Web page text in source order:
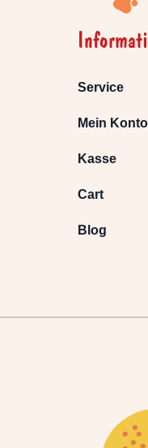
Service
Mein Konto
Kasse
Cart
Blog